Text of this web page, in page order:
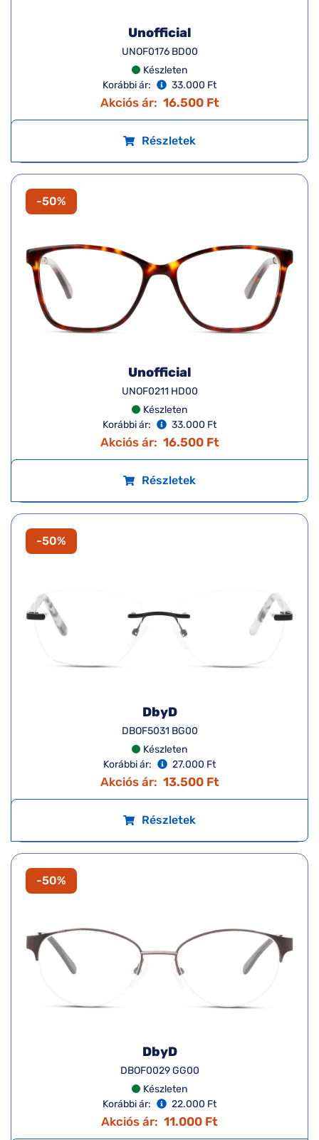
Unofficial
UNOF0176 BD00
Készleten
Korábbi ár:
33.000 Ft
Akciós ár: 16.500 Ft
Részletek
-50%
Unofficial
UNOF0211 HD00
Készleten
Korábbi ár:
33.000 Ft
Akciós ár: 16.500 Ft
Részletek
-50%
DbyD
DBOF5031 BG00
Készleten
Korábbi ár:
27.000 Ft
Akciós ár: 13.500 Ft
Részletek
-50%
DbyD
DBOF0029 GG00
Készleten
Korábbi ár:
22.000 Ft
Akciós ár: 11.000 Ft